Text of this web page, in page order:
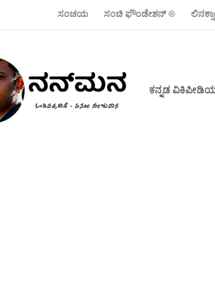
ಸಂಚಯ ಸಂಚಿ ಫೌಂಡೇಶನ್ ‍®
ಕನ್ನಡ